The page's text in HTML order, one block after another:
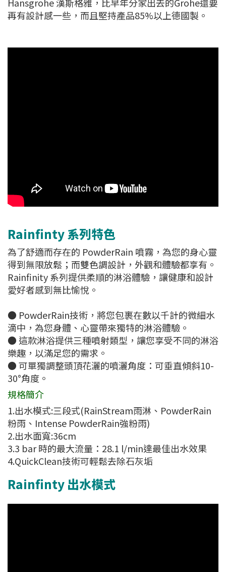
再有設計感一些，而且堅持產品85%以上德國製。
Rainfinty 系列特色
為了舒適而存在的 PowderRain 噴霧，為您的身心靈
得到無限放鬆；而雙色調設計，外觀和體驗都享有。
Rainfinity 系列提供柔順的淋浴體驗，讓健康和設計
愛好者感到無比愉悅。
● PowderRain技術，將您包裹在數以千計的微細水
滴中，為您身體、心靈帶來獨特的淋浴體驗。
● 這款淋浴提供三種噴射類型，讓您享受不同的淋浴
樂趣，以滿足您的需求。
● 可單獨調整頭頂花灑的噴灑角度：可垂直傾斜10-
30°角度。
規格簡介
1.出水模式:三段式(RainStream雨淋、PowderRain
粉雨、Intense PowderRain強粉雨)
2.出水面寬:36cm
3.3 bar 時的最大流量：28.1 l/min達最佳出水效果
4.QuickClean技術可輕鬆去除石灰垢
Rainfinty 出水模式